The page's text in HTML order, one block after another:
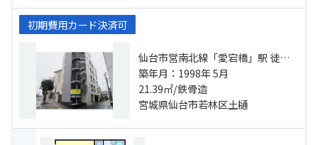
初期費用カード決済可
仙台市営南北線「愛宕橋」駅 徒歩2
分 仙台市営南北線「五橋」駅 徒歩
10分 仙台市営南北線「河原町」
駅 徒歩11分
築年月：1998年 5月
21.39㎡/鉄骨造
宮城県仙台市若林区土樋